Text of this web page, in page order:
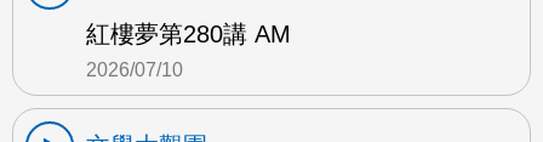
紅樓夢第280講 AM
2026/07/10